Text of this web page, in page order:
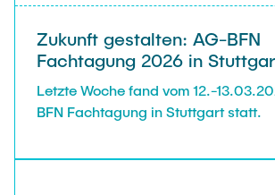
Zukunft gestalten: AG-BFN
Fachtagung 2026 in
Letzte Woche fand vom 12.-
BFN Fachtagung in Stuttgart statt.